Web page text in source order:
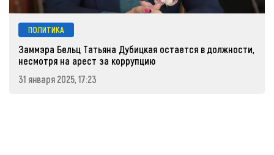
ПОЛИТИКА
Заммэра Бельц Татьяна Дубицкая остается в должности,
несмотря на арест за коррупцию
31 января 2025, 17:23